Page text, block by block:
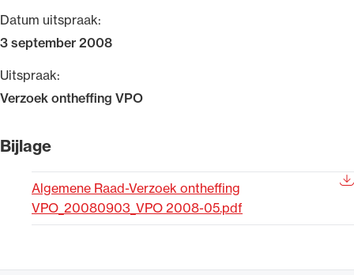
Datum uitspraak:
3 september 2008
Uitspraak:
Verzoek ontheffing VPO
Bijlage
Algemene Raad-Verzoek ontheffing
VPO_20080903_VPO 2008-05.pdf
Uitgelicht